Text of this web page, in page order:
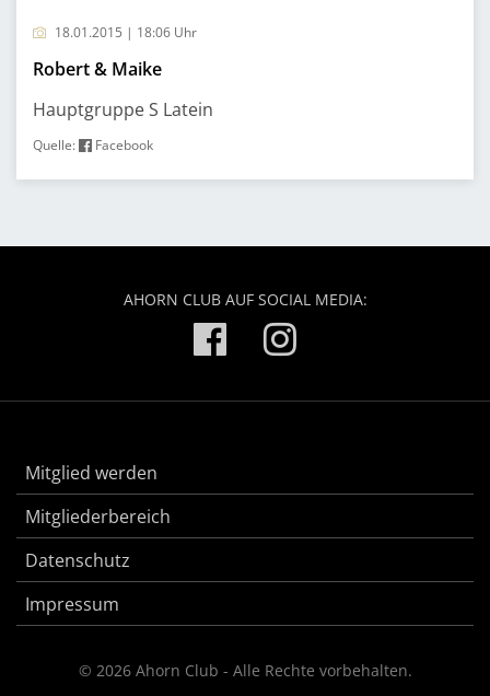
18.01.2015 | 18:06 Uhr
Robert & Maike
Hauptgruppe S Latein
Quelle: Facebook
AHORN CLUB AUF SOCIAL MEDIA:
Mitglied werden
Mitgliederbereich
Datenschutz
Impressum
© 2026 Ahorn Club - Alle Rechte vorbehalten.